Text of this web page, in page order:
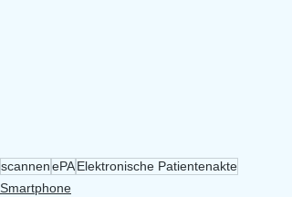
scannenePAElektronische Patientenakte
Smartphone